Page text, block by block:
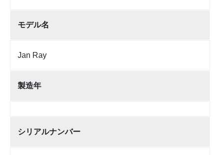
モデル名
Jan Ray
製造年
シリアルナンバー